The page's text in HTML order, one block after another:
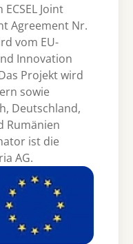
Joint
Agreement Nr.
vom EU-
Innovation
Projekt wird
sowie
Deutschland,
Rumänien
ist die
AG.